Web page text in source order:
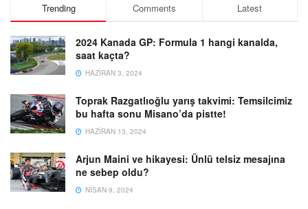
Trending Comments Latest
2024 Kanada GP: Formula 1 hangi kanalda,
saat kaçta?
HAZIRAN 3, 2024
Toprak Razgatlıoğlu yarış takvimi: Temsilcimiz
bu hafta sonu Misano’da pistte!
HAZIRAN 13, 2024
Arjun Maini ve hikayesi: Ünlü telsiz mesajına
ne sebep oldu?
NISAN 9, 2024